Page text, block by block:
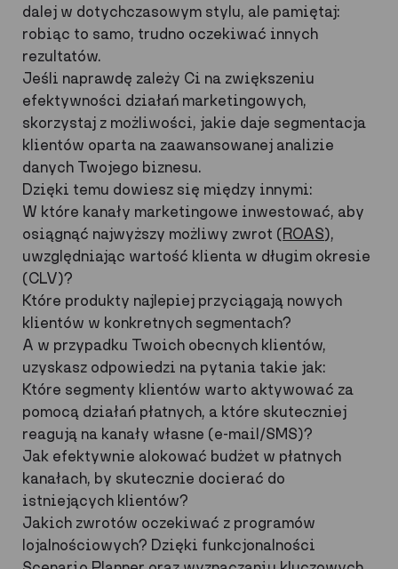
dalej w dotychczasowym stylu, ale pamiętaj:
robiąc to samo, trudno oczekiwać innych
rezultatów.
Jeśli naprawdę zależy Ci na zwiększeniu
efektywności działań marketingowych,
skorzystaj z możliwości, jakie daje segmentacja
klientów oparta na zaawansowanej analizie
danych Twojego biznesu.
Dzięki temu dowiesz się między innymi:
W które kanały marketingowe inwestować, aby
osiągnąć najwyższy możliwy zwrot (ROAS),
uwzględniając wartość klienta w długim okresie
(CLV)?
Które produkty najlepiej przyciągają nowych
klientów w konkretnych segmentach?
A w przypadku Twoich obecnych klientów,
uzyskasz odpowiedzi na pytania takie jak:
Które segmenty klientów warto aktywować za
pomocą działań płatnych, a które skuteczniej
reagują na kanały własne (e-mail/SMS)?
Jak efektywnie alokować budżet w płatnych
kanałach, by skutecznie docierać do
istniejących klientów?
Jakich zwrotów oczekiwać z programów
lojalnościowych? Dzięki funkcjonalności